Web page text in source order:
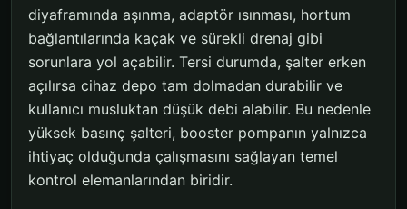
diyaframında aşınma, adaptör ısınması, hortum
bağlantılarında kaçak ve sürekli drenaj gibi
sorunlara yol açabilir. Tersi durumda, şalter erken
açılırsa cihaz depo tam dolmadan durabilir ve
kullanıcı musluktan düşük debi alabilir. Bu nedenle
yüksek basınç şalteri, booster pompanın yalnızca
ihtiyaç olduğunda çalışmasını sağlayan temel
kontrol elemanlarından biridir.